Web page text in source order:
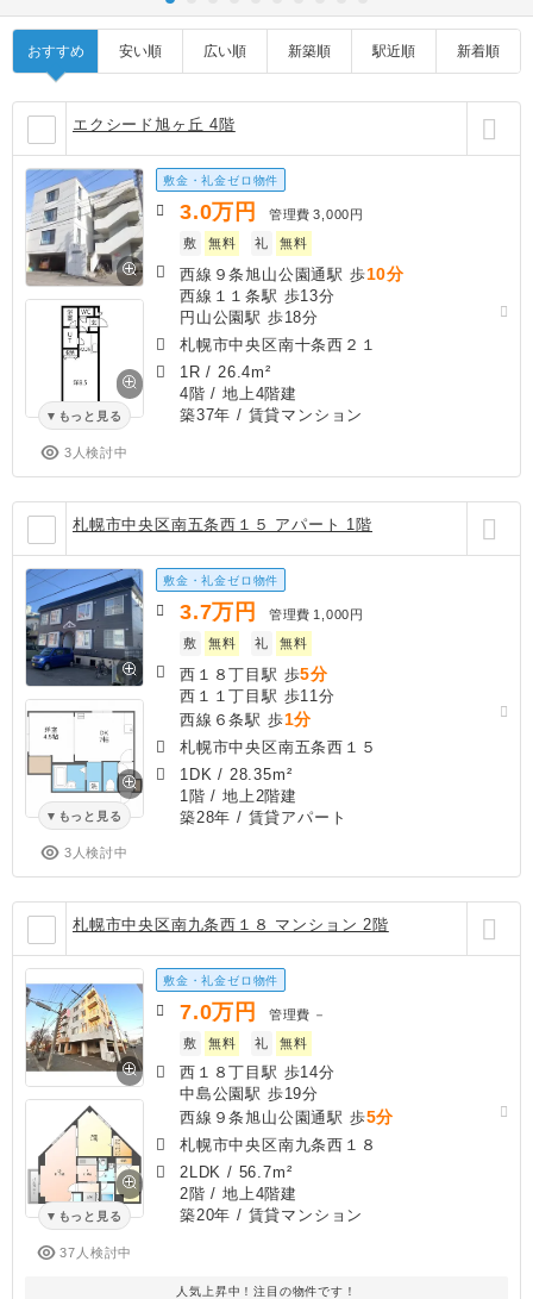
おすすめ 安い順 広い順 新築順 駅近順 新着順
エクシード旭ヶ丘 4階
もっと見る
3人検討中
敷金・礼金ゼロ物件
3.0万円 管理費 3,000円
敷
無料 礼 無料
西線９条旭山公園通駅 歩10分
西線１１条駅 歩13分
円山公園駅 歩18分
札幌市中央区南十条西２１
1R / 26.4m²
4階 / 地上4階建
築37年 / 賃貸マンション
札幌市中央区南五条西１５ アパート 1階
もっと見る
3人検討中
敷金・礼金ゼロ物件
3.7万円 管理費 1,000円
敷
無料 礼 無料
西１８丁目駅 歩5分
西１１丁目駅 歩11分
西線６条駅 歩1分
札幌市中央区南五条西１５
1DK / 28.35m²
1階 / 地上2階建
築28年 / 賃貸アパート
札幌市中央区南九条西１８ マンション 2階
もっと見る
37人検討中
敷金・礼金ゼロ物件
7.0万円 管理費 －
敷
無料 礼 無料
西１８丁目駅 歩14分
中島公園駅 歩19分
西線９条旭山公園通駅 歩5分
札幌市中央区南九条西１８
2LDK / 56.7m²
2階 / 地上4階建
築20年 / 賃貸マンション
人気上昇中！注目の物件です！